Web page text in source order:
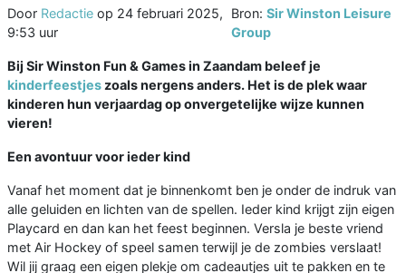
Door Redactie op 24 februari 2025,
9:53 uur
Bron: Sir Winston Leisure
Group
Bij Sir Winston Fun & Games in Zaandam beleef je
kinderfeestjes zoals nergens anders. Het is de plek waar
kinderen hun verjaardag op onvergetelijke wijze kunnen
vieren!
Een avontuur voor ieder kind
Vanaf het moment dat je binnenkomt ben je onder de indruk van
alle geluiden en lichten van de spellen. Ieder kind krijgt zijn eigen
Playcard en dan kan het feest beginnen. Versla je beste vriend
met Air Hockey of speel samen terwijl je de zombies verslaat!
Wil jij graag een eigen plekje om cadeautjes uit te pakken en te